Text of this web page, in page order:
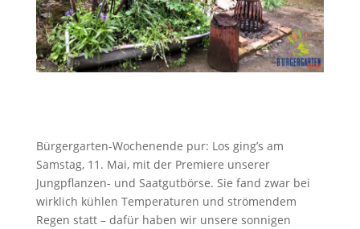
Bürgergarten-Wochenende pur: Los ging’s am
Samstag, 11. Mai, mit der Premiere unserer
Jungpflanzen- und Saatgutbörse. Sie fand zwar bei
wirklich kühlen Temperaturen und strömendem
Regen statt – dafür haben wir unsere sonnigen